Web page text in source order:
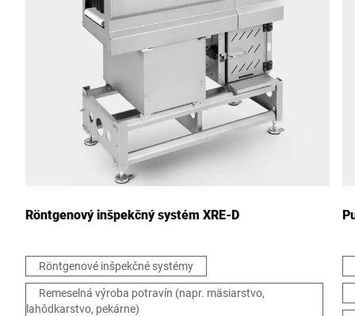
Týmto potvrdzujem, že súhlasím s použitím svojich údajov na
Röntgenový inšpekčný systém XRE-D
Röntgenové inšpekčné systémy
Remeselná výroba potravín (napr. mäsiarstvo,
lahôdkarstvo, pekárne)